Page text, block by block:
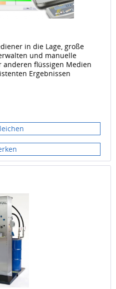
in die Lage, große
und manuelle
anderen flüssigen Medien
Ergebnissen